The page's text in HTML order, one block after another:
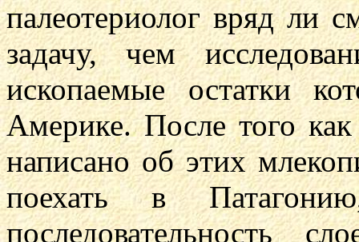
палеотериолог вряд ли
задачу, чем
ископаемые остатки
Америке. После того
написано об этих
поехать в
последовательность